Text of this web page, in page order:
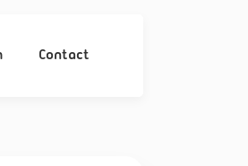
Contact